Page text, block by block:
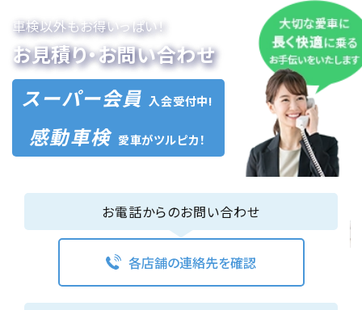
車検以外もお得いっぱい！
お見積り・お問い合わせ
スーパー会員 入会受付中!
感動車検 愛車がツルピカ！
お電話からのお問い合わせ
各店舗の連絡先を確認